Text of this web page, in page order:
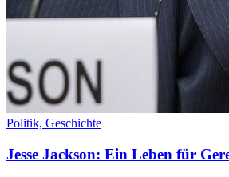
Politik, Geschichte
Jesse Jackson: Ein Leben für